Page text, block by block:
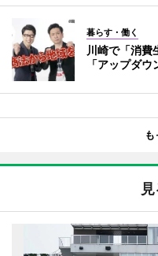
暮らす・働く
川崎で「消
「アップダ
も